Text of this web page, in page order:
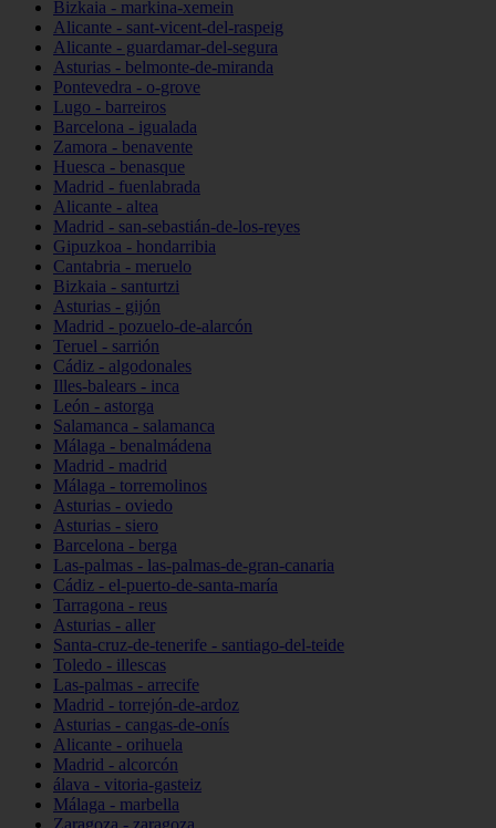
Bizkaia - markina-xemein
Alicante - sant-vicent-del-raspeig
Alicante - guardamar-del-segura
Asturias - belmonte-de-miranda
Pontevedra - o-grove
Lugo - barreiros
Barcelona - igualada
Zamora - benavente
Huesca - benasque
Madrid - fuenlabrada
Alicante - altea
Madrid - san-sebastián-de-los-reyes
Gipuzkoa - hondarribia
Cantabria - meruelo
Bizkaia - santurtzi
Asturias - gijón
Madrid - pozuelo-de-alarcón
Teruel - sarrión
Cádiz - algodonales
Illes-balears - inca
León - astorga
Salamanca - salamanca
Málaga - benalmádena
Madrid - madrid
Málaga - torremolinos
Asturias - oviedo
Asturias - siero
Barcelona - berga
Las-palmas - las-palmas-de-gran-canaria
Cádiz - el-puerto-de-santa-maría
Tarragona - reus
Asturias - aller
Santa-cruz-de-tenerife - santiago-del-teide
Toledo - illescas
Las-palmas - arrecife
Madrid - torrejón-de-ardoz
Asturias - cangas-de-onís
Alicante - orihuela
Madrid - alcorcón
álava - vitoria-gasteiz
Málaga - marbella
Zaragoza - zaragoza